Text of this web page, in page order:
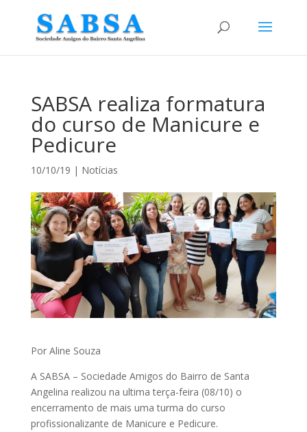
SABSA realiza formatura
do curso de Manicure e
Pedicure
10/10/19 | Notícias
Por Aline Souza
A SABSA – Sociedade Amigos do Bairro de Santa
Angelina realizou na ultima terça-feira (08/10) o
encerramento de mais uma turma do curso
profissionalizante de Manicure e Pedicure.